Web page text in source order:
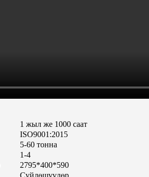
1 жыл же 1000 саат
ISO9001:2015
5-60 тонна
1-4
2795*400*590